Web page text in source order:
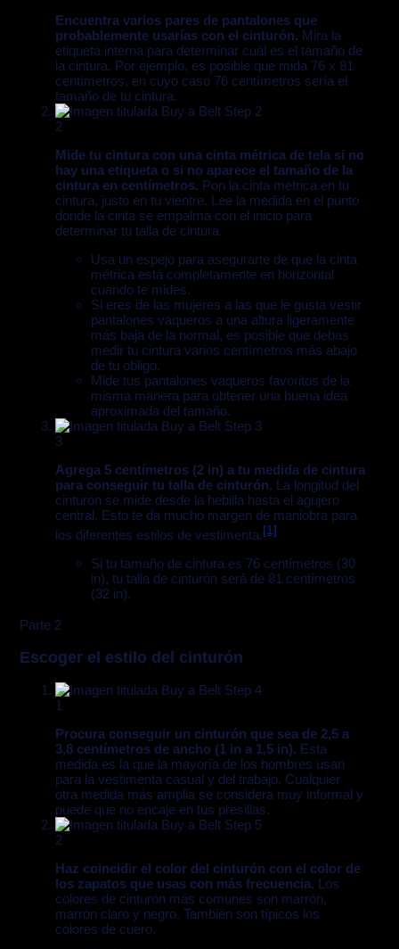
Encuentra varios pares de pantalones que
probablemente usarías con el cinturón. Mira la
etiqueta interna para determinar cuál es el tamaño de
la cintura. Por ejemplo, es posible que mida 76 x 81
centímetros, en cuyo caso 76 centímetros sería el
tamaño de tu cintura.
2
Mide tu cintura con una cinta métrica de tela si no
hay una etiqueta o si no aparece el tamaño de la
cintura en centímetros. Pon la cinta métrica en tu
cintura, justo en tu vientre. Lee la medida en el punto
donde la cinta se empalma con el inicio para
determinar tu talla de cintura.
Usa un espejo para asegurarte de que la cinta
métrica está completamente en horizontal
cuando te mides.
Si eres de las mujeres a las que le gusta vestir
pantalones vaqueros a una altura ligeramente
más baja de la normal, es posible que debas
medir tu cintura varios centímetros más abajo
de tu obligo.
Mide tus pantalones vaqueros favoritos de la
misma manera para obtener una buena idea
aproximada del tamaño.
3
Agrega 5 centímetros (2 in) a tu medida de cintura
para conseguir tu talla de cinturón. La longitud del
cinturón se mide desde la hebilla hasta el agujero
central. Esto te da mucho margen de maniobra para
los diferentes estilos de vestimenta.[1]
Si tu tamaño de cintura es 76 centímetros (30
in), tu talla de cinturón será de 81 centímetros
(32 in).
Parte 2
Escoger el estilo del cinturón
1
Procura conseguir un cinturón que sea de 2,5 a
3,8 centímetros de ancho (1 in a 1,5 in). Esta
medida es la que la mayoría de los hombres usan
para la vestimenta casual y del trabajo. Cualquier
otra medida más amplia se considera muy informal y
puede que no encaje en tus presillas.
2
Haz coincidir el color del cinturón con el color de
los zapatos que usas con más frecuencia. Los
colores de cinturón más comunes son marrón,
marrón claro y negro. También son típicos los
colores de cuero.